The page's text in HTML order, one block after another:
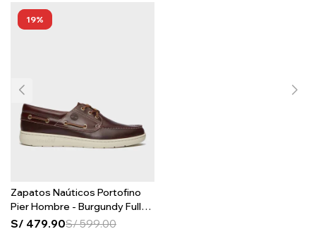
19
Zapatos Naúticos Portofino
Pier Hombre - Burgundy Full
Grain
S/ 479.90S/599.00